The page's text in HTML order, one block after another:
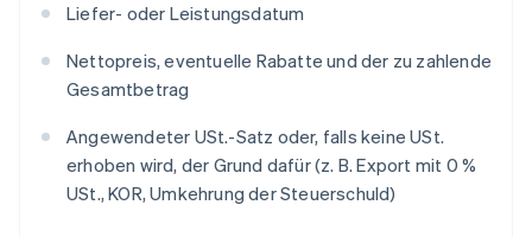
Liefer- oder Leistungsdatum
Nettopreis, eventuelle Rabatte und der zu zahlende
Gesamtbetrag
Angewendeter USt.-Satz oder, falls keine USt.
erhoben wird, der Grund dafür (z. B. Export mit 0 %
USt., KOR, Umkehrung der Steuerschuld)